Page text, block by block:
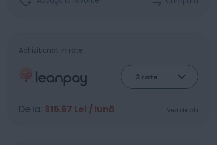
Achiziționat în rate
De la: 315.67 Lei / lună Vezi detalii